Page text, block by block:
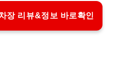
장 리뷰&정보 바로확인